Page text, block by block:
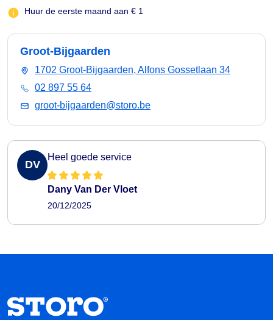
Huur de eerste maand aan € 1
Groot-Bijgaarden
1702 Groot-Bijgaarden, Alfons Gossetlaan 34
02 897 55 64
groot-bijgaarden@storo.be
DV
Heel goede service
Dany Van Der Vloet
20/12/2025